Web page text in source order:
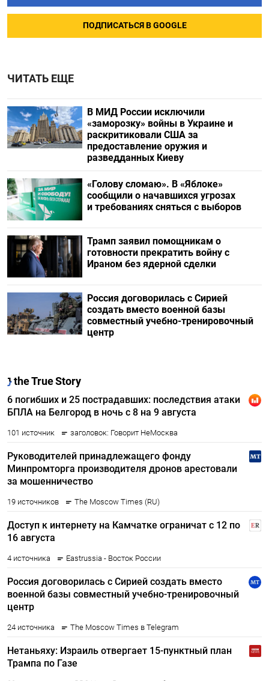
ПОДПИСАТЬСЯ В GOOGLE
ЧИТАТЬ ЕЩЕ
В МИД России исключили
«заморозку» войны в Украине и
раскритиковали США за
предоставление оружия и
разведданных Киеву
«Голову сломаю». В «Яблоке»
сообщили о начавшихся угрозах
и требованиях сняться с выборов
Трамп заявил помощникам о
готовности прекратить войну с
Ираном без ядерной сделки
Россия договорилась с Сирией
создать вместо военной базы
совместный учебно-тренировочный
центр